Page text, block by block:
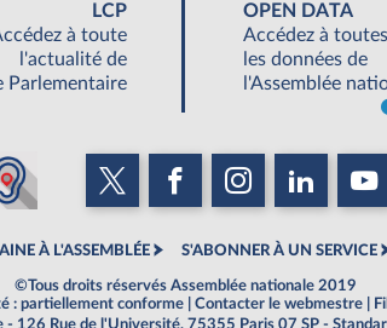
LCP
à toute
l'actualité de
Parlementaire
OPEN DATA
Accédez à toutes
les données de
l'Assemblée
À L'ASSEMBLÉE S'ABONNER À UN SERVICE
©Tous droits réservés Assemblée nationale 2019
: partiellement conforme Contacter le webmestre
- 126 Rue de l'Université, 75355 Paris 07 SP -